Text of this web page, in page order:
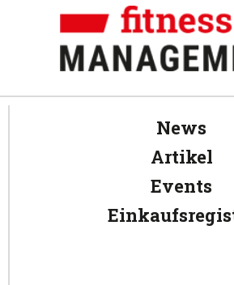
News
Artikel
Events